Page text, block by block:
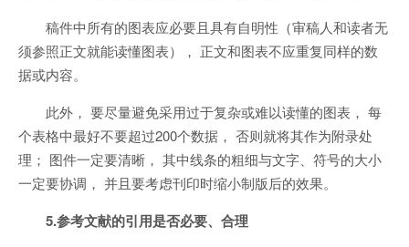
稿件中所有的图表应必要且具有自明性（审稿人和读者无
须参照正文就能读懂图表）， 正文和图表不应重复同样的数
据或内容。
此外， 要尽量避免采用过于复杂或难以读懂的图表， 每
个表格中最好不要超过200个数据， 否则就将其作为附录处
理； 图件一定要清晰， 其中线条的粗细与文字、符号的大小
一定要协调， 并且要考虑刊印时缩小制版后的效果。
5.参考文献的引用是否必要、合理